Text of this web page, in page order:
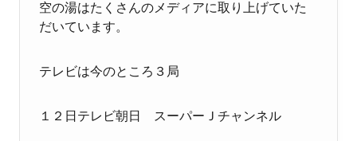
空の湯はたくさんのメディアに取り上げていた
だいています。
テレビは今のところ３局
１２日テレビ朝日 スーパーＪチャンネル